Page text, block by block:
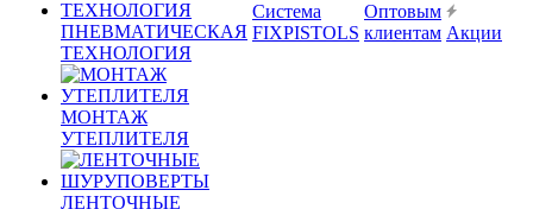
ПНЕВМАТИЧЕСКАЯ
ТЕХНОЛОГИЯ
МОНТАЖ
УТЕПЛИТЕЛЯ
ЛЕНТОЧНЫЕ
Система
FIXPISTOLS
Оптовым
клиентам Акции